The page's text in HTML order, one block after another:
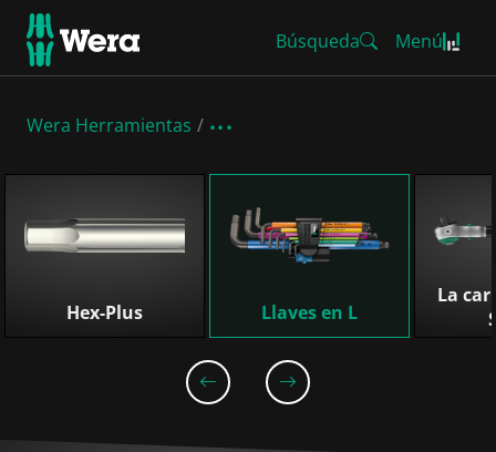
Búsqueda Menú
Wera Herramientas
Hex-Plus Llaves en L
La